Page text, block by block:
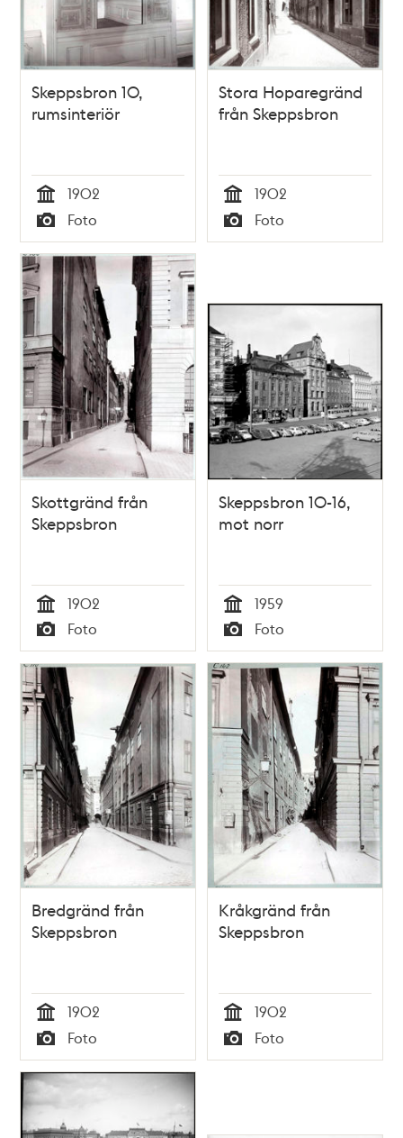
Skeppsbron 10,
rumsinteriör
Tid
1902
Typ
Foto
Stora Hoparegränd
från Skeppsbron
Tid
1902
Typ
Foto
Skottgränd från
Skeppsbron
Tid
1902
Typ
Foto
Skeppsbron 10-16,
mot norr
Tid
1959
Typ
Foto
Bredgränd från
Skeppsbron
Tid
1902
Typ
Foto
Kråkgränd från
Skeppsbron
Tid
1902
Typ
Foto